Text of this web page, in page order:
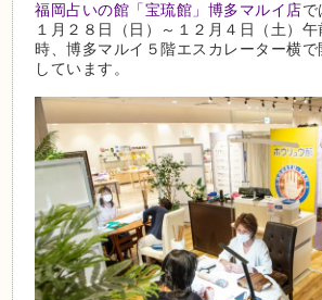
福岡占いの館「宝琉館」博多マルイ店で
１月２８日（日）～１２月４日（土）午
時、博多マルイ５階エスカレーター横
しています。